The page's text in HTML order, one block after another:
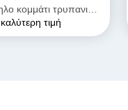
κομμάτι τρυπανιών
Hss κνημών
τιμή